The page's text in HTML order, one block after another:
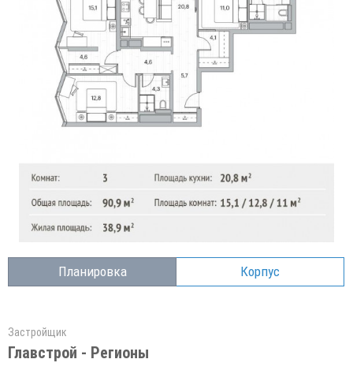
Планировка Корпус
Застройщик
Главстрой - Регионы